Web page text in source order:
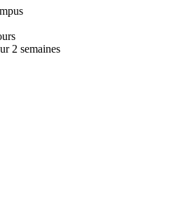
2 semaines